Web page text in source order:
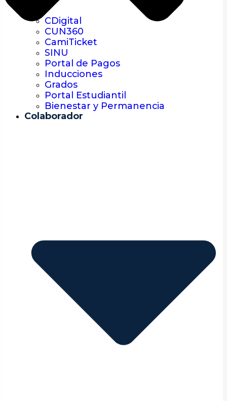
CDigital
CUN360
CamiTicket
SINU
Portal de Pagos
Inducciones
Grados
Portal Estudiantil
Bienestar y Permanencia
Colaborador